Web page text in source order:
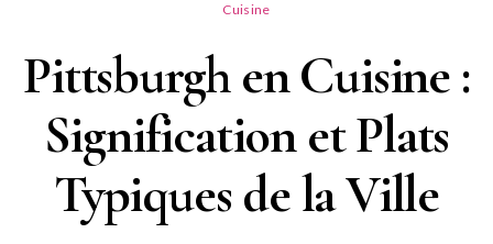
Cuisine
Pittsburgh en Cuisine :
Signification et Plats
Typiques de la Ville